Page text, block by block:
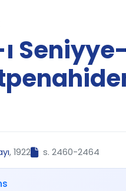
, 1922 s. 2460-2464